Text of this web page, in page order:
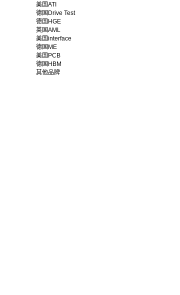
美国ATI
德国Drive Test
德国HGE
英国AML
美国interface
德国ME
美国PCB
德国HBM
其他品牌